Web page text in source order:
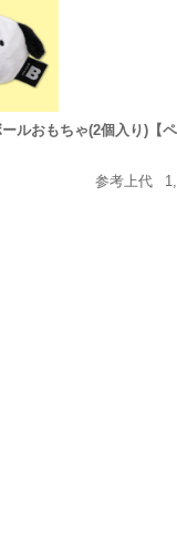
ルおもちゃ(2個入り)【
参考上代